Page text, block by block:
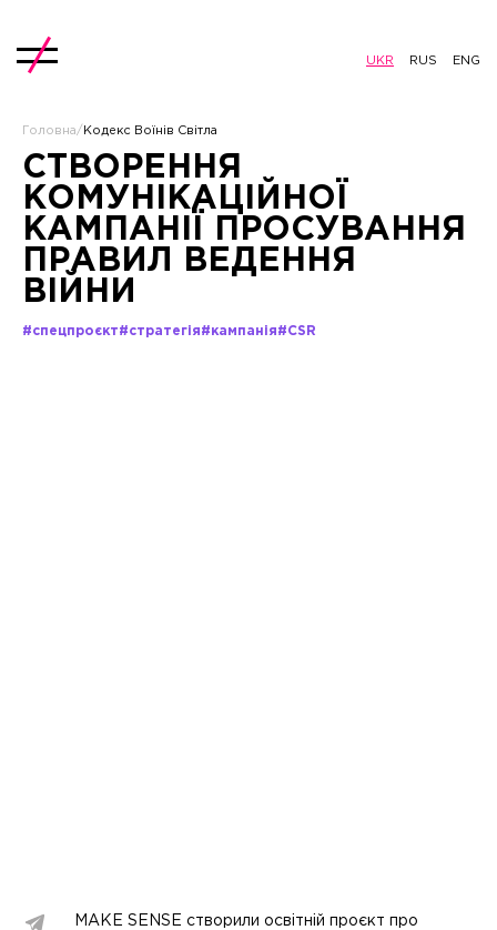
UKR RUS ENG
Головна/ Кодекс Воїнів Світла
СТВОРЕННЯ
КОМУНІКАЦІЙНОЇ
КАМПАНІЇ ПРОСУВАННЯ
ПРАВИЛ ВЕДЕННЯ
ВІЙНИ
#спецпроєкт#стратегія#кампанія#CSR
MAKE SENSE створили освітній проєкт про